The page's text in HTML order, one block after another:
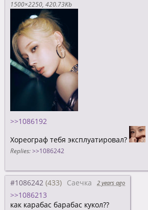
1500×2250 420.73Kb
>>1086192
Хореограф тебя эксплуатировал?
Replies: >>1086242
#1086242 Саечка 2 years ago
>>1086213
как карабас барабас кукол??